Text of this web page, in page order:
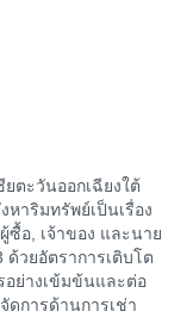
ตะวันออกเฉียงใต้
หาริมทรัพย์เป็นเรื่อง
ซื้อ, เจ้าของ และนาย
วยอัตราการเติบโต
ย่างเข้มข้นและต่อ
ดการด้านการเช่า